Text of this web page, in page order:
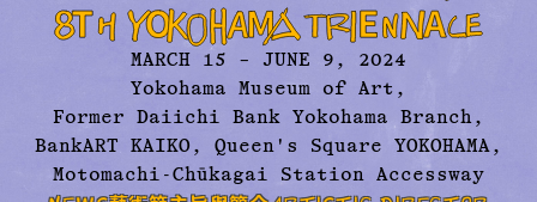
MARCH 15 – JUNE 9, 2024
Yokohama Museum of Art,
Former Daiichi Bank Yokohama Branch,
BankART KAIKO, Queen's Square YOKOHAMA,
Motomachi-Chūkagai Station Accessway